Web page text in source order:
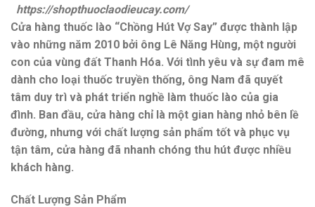
https://shopthuoclaodieucay.com/
Cửa hàng thuốc lào “Chồng Hút Vợ Say” được thành lập
vào những năm 2010 bởi ông Lê Năng Hùng, một người
con của vùng đất Thanh Hóa. Với tình yêu và sự đam mê
dành cho loại thuốc truyền thống, ông Nam đã quyết
tâm duy trì và phát triển nghề làm thuốc lào của gia
đình. Ban đầu, cửa hàng chỉ là một gian hàng nhỏ bên lề
đường, nhưng với chất lượng sản phẩm tốt và phục vụ
tận tâm, cửa hàng đã nhanh chóng thu hút được nhiều
khách hàng.
Chất Lượng Sản Phẩm